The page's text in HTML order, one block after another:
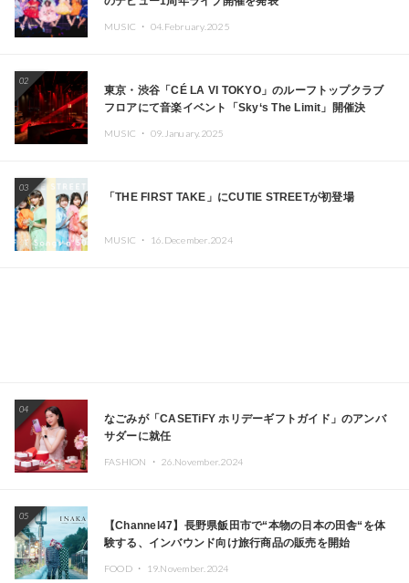
MUSIC ・ 04.February.2025
02
東京・渋谷「CÉ LA VI TOKYO」のルーフトップクラブ
フロアにて音楽イベント「Sky‘s The Limit」開催決
Kza（FORCE OF NATURE）ら日本を代表するDJ・クリ
MUSIC ・ 09.January.2025
03
「THE FIRST TAKE」にCUTIE STREETが初登場
MUSIC ・ 16.December.2024
04
なごみが「CASETiFY ホリデーギフトガイド」のアンバ
サダーに就任
FASHION ・ 26.November.2024
05
【Channel47】長野県飯田市で“本物の日本の田舎“を体
験する、インバウンド向け旅行商品の販売を開始
FOOD ・ 19.November.2024